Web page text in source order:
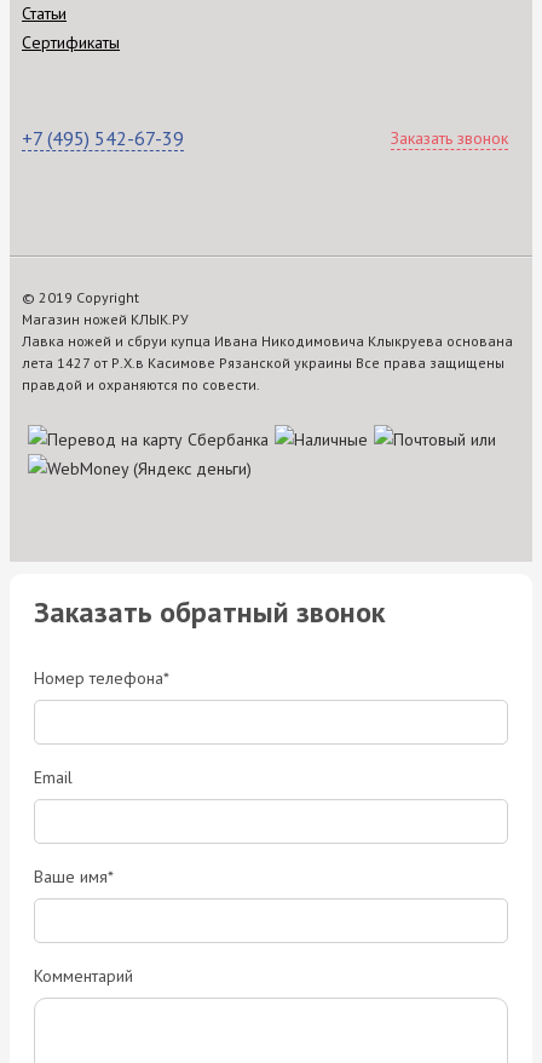
Статьи
Сертификаты
+7 (495) 542-67-39 Заказать звонок
© 2019 Copyright
Магазин ножей КЛЫК.РУ
Лавка ножей и сбруи купца Ивана Никодимовича Клыкруева основана
лета 1427 от Р.Х.в Касимове Рязанской украины Все права защищены
правдой и охраняются по совести.
Заказать обратный звонок
Номер телефона*
Email
Ваше имя*
Комментарий